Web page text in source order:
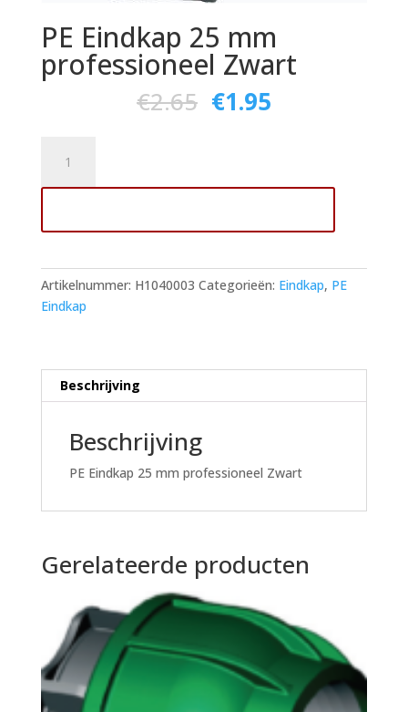
PE Eindkap 25 mm
professioneel Zwart
€2.65 €1.95
Eindkap
25
professioneel
aantal
Artikelnummer: H1040003 Categorieën: Eindkap, PE
Eindkap
Beschrijving
Beschrijving
PE Eindkap 25 mm professioneel Zwart
Gerelateerde producten